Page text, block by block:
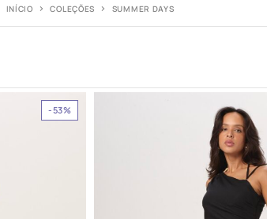
INÍCIO COLEÇÕES SUMMER DAYS
-53%